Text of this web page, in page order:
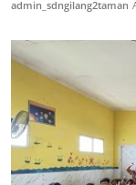
admin_sdngilang2taman